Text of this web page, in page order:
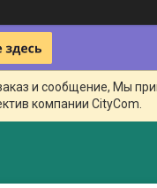
и сообщение, Мы
компании CityCom.